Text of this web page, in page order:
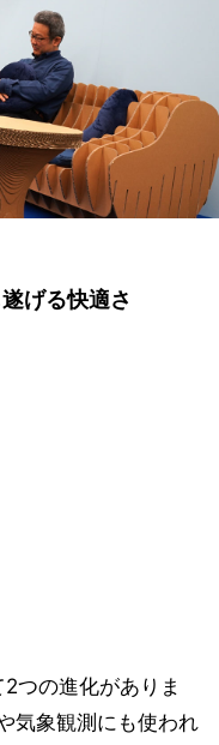
げる快適さ
つの進化がありま
気象観測にも使われ